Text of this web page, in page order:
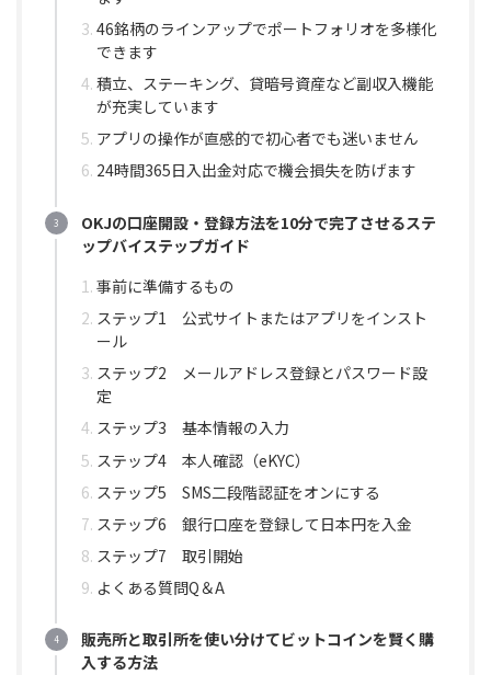
46銘柄のラインアップでポートフォリオを多様化
できます
積立、ステーキング、貸暗号資産など副収入機能
が充実しています
アプリの操作が直感的で初心者でも迷いません
24時間365日入出金対応で機会損失を防げます
OKJの口座開設・登録方法を10分で完了させるステ
ップバイステップガイド
事前に準備するもの
ステップ1 公式サイトまたはアプリをインスト
ール
ステップ2 メールアドレス登録とパスワード設
定
ステップ3 基本情報の入力
ステップ4 本人確認（eKYC）
ステップ5 SMS二段階認証をオンにする
ステップ6 銀行口座を登録して日本円を入金
ステップ7 取引開始
よくある質問Q＆A
販売所と取引所を使い分けてビットコインを賢く購
入する方法